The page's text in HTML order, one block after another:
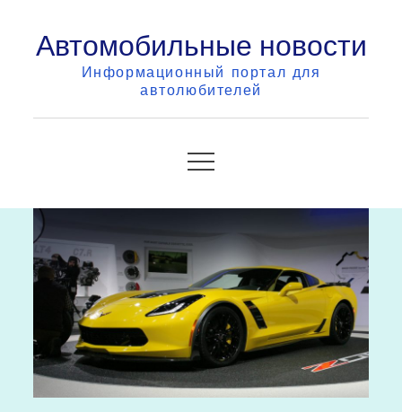
contentАвтомобильные новости
Информационный портал для
автолюбителей